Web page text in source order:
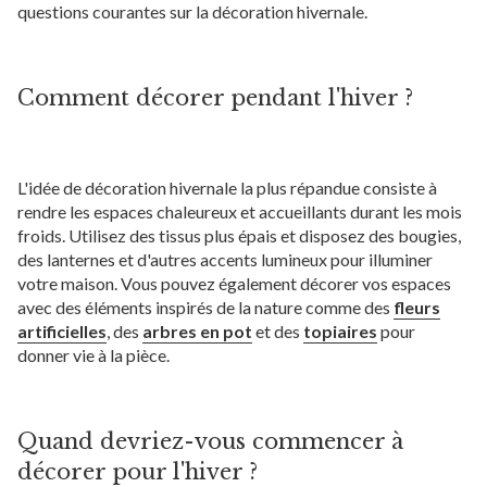
questions courantes sur la décoration hivernale.
Comment décorer pendant l'hiver ?
L'idée de décoration hivernale la plus répandue consiste à
rendre les espaces chaleureux et accueillants durant les mois
froids. Utilisez des tissus plus épais et disposez des bougies,
des lanternes et d'autres accents lumineux pour illuminer
votre maison. Vous pouvez également décorer vos espaces
avec des éléments inspirés de la nature comme des fleurs
artificielles, des arbres en pot et des topiaires pour
donner vie à la pièce.
Quand devriez-vous commencer à
décorer pour l'hiver ?